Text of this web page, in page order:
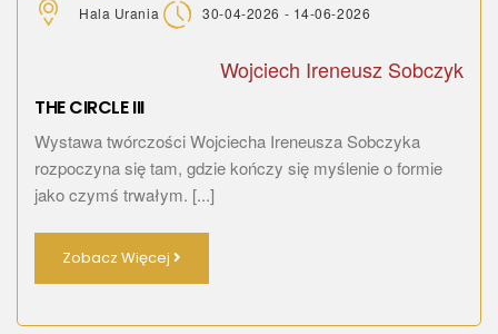
WystawyHala Urania 30-04-2026 - 14-06-2026
Wojciech Ireneusz Sobczyk
THE CIRCLE III
Wystawa twórczości Wojciecha Ireneusza Sobczyka
rozpoczyna się tam, gdzie kończy się myślenie o formie
jako czymś trwałym. [...]
Zobacz Więcej